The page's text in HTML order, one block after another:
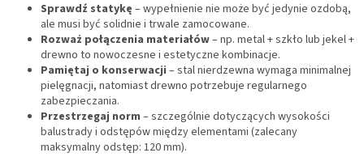
Sprawdź statykę – wypełnienie nie może być jedynie ozdobą,
ale musi być solidnie i trwale zamocowane.
Rozważ połączenia materiałów– np. metal + szkło lub jekel +
drewno to nowoczesne i estetyczne kombinacje.
Pamiętaj o konserwacji – stal nierdzewna wymaga minimalnej
pielęgnacji, natomiast drewno potrzebuje regularnego
zabezpieczania.
Przestrzegaj norm – szczególnie dotyczących wysokości
balustrady i odstępów między elementami (zalecany
maksymalny odstęp: 120 mm).